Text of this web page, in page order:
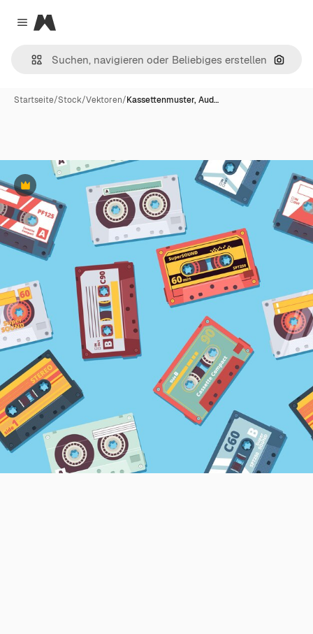
Close menu
Magnific
Nach
Startseite/Stock/Vektoren/Kassettenmuster, Aud…
Premium